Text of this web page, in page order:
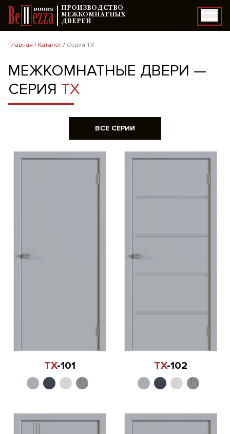
ПРОИЗВОДСТВО
МЕЖКОМНАТНЫХ
ДВЕРЕЙ
Главная / Каталог / Серия TX
МЕЖКОМНАТНЫЕ ДВЕРИ —
СЕРИЯ TX
ВСЕ СЕРИИ
TX-101 TX-102